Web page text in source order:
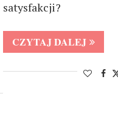
satysfakcji?
CZYTAJ DALEJ